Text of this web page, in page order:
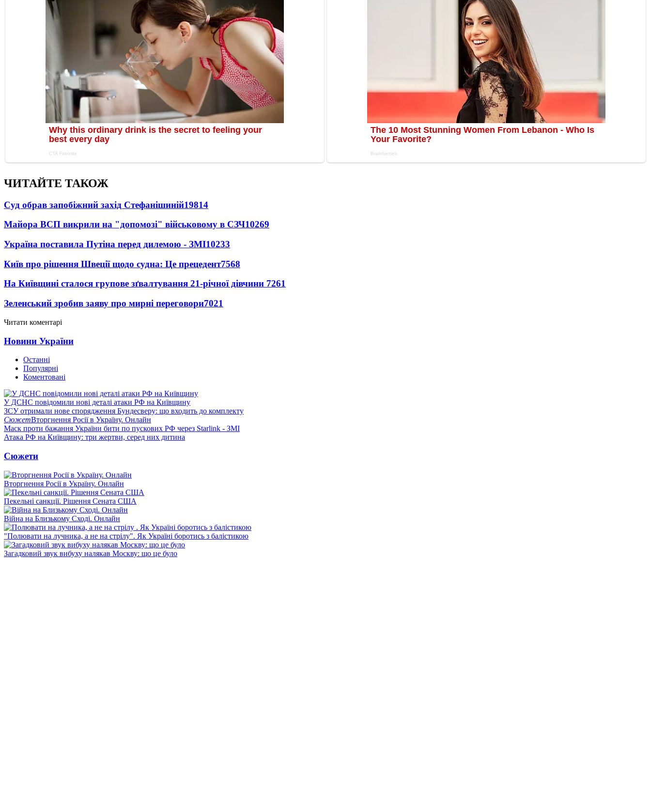
ЧИТАЙТЕ ТАКОЖ
Суд обрав запобіжний захід Стефанішиній19814
Майора ВСП викрили на "допомозі" військовому в СЗЧ10269
Україна поставила Путіна перед дилемою - ЗМІ10233
Київ про рішення Швеції щодо судна: Це прецедент7568
На Київщині сталося групове зґвалтування 21-річної дівчини 7261
Зеленський зробив заяву про мирні переговори7021
Читати коментарі
Новини України
Останні
Популярні
Коментовані
У ДСНС повідомили нові деталі атаки РФ на Київщину
ЗСУ отримали нове спорядження Бундесверу: що входить до комплекту
СюжетВторгнення Росії в Україну. Онлайн
Маск проти бажання України бити по пускових РФ через Starlink - ЗМІ
Атака РФ на Київщину: три жертви, серед них дитина
Сюжети
Вторгнення Росії в Україну. Онлайн
Пекельні санкції. Рішення Сената США
Війна на Близькому Сході. Онлайн
"Полювати на лучника, а не на стрілу". Як Україні боротись з балістикою
Загадковий звук вибуху налякав Москву: що це було